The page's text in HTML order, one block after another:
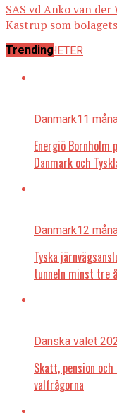
SAS vd Anko van
Kastrup som
ALLA NYHETER
Trending
Danmark11
Energiö
Danmark och
Danmark12
Tyska
tunneln minst tre
Danska valet
Skatt, pension
valfrågorna